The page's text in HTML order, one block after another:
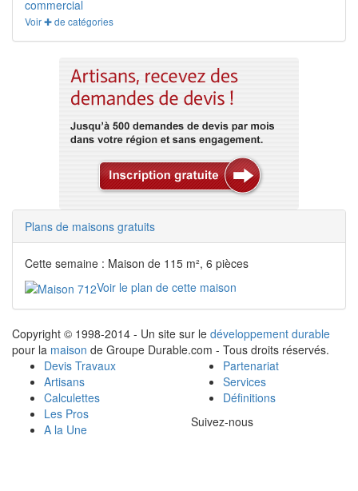
commercial
Voir ✚ de catégories
Plans de maisons gratuits
Cette semaine : Maison de 115 m², 6 pièces
Voir le plan de cette maison
Copyright © 1998-2014 - Un site sur le développement durable
pour la maison de Groupe Durable.com - Tous droits réservés.
Devis Travaux
Artisans
Calculettes
Les Pros
A la Une
Partenariat
Services
Définitions
Suivez-nous